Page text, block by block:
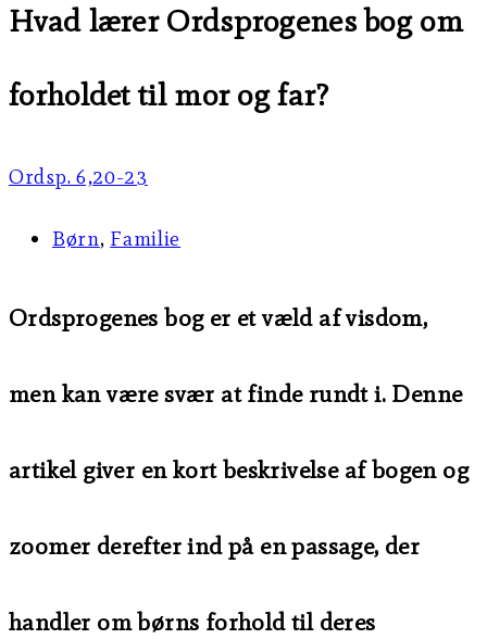
Hvad lærer Ordsprogenes bog om
forholdet til mor og far?
Ordsp. 6,20-23
Børn, Familie
Ordsprogenes bog er et væld af visdom,
men kan være svær at finde rundt i. Denne
artikel giver en kort beskrivelse af bogen og
zoomer derefter ind på en passage, der
handler om børns forhold til deres